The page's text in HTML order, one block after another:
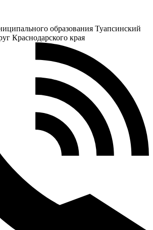
образования Туапсинский
Краснодарского края